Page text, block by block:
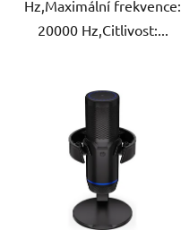
Hz,Maximální frekvence:
20000 Hz,Citlivost:...